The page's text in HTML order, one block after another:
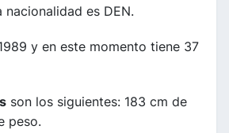
es DEN.
y en este momento tiene 37
son los siguientes: 183 cm de
peso.